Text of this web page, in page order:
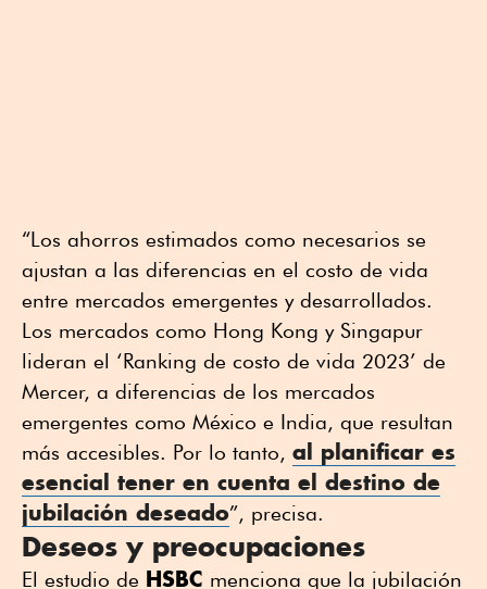
“Los ahorros estimados como necesarios se
ajustan a las diferencias en el costo de vida
entre mercados emergentes y desarrollados.
Los mercados como Hong Kong y Singapur
lideran el ‘Ranking de costo de vida 2023’ de
Mercer, a diferencias de los mercados
emergentes como México e India, que resultan
más accesibles. Por lo tanto, al planificar es
esencial tener en cuenta el destino de
jubilación deseado”, precisa.
Deseos y preocupaciones
El estudio de HSBC menciona que la jubilación